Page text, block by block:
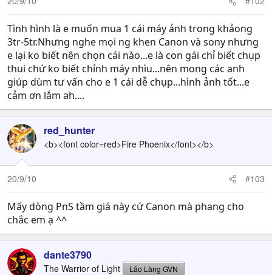
Tình hình là e muốn mua 1 cái máy ảnh trong khảong
3tr-5tr.Nhưng nghe mọi ng khen Canon và sony nhưng
e lại ko biết nên chọn cái nào...e là con gái chỉ biết chụp
thui chứ ko biết chỉnh máy nhìu...nên mong các anh
giúp dùm tư vấn cho e 1 cái dễ chụp...hình ảnh tốt...e
cảm ơn lắm ah....
red_hunter
<b><font color=red>Fire Phoenix</font></b>
20/9/10 #103
Mấy dòng PnS tầm giá này cứ Canon mà phang cho
chắc em ạ ^^
dante3790
The Warrior of Light Lão Làng GVN